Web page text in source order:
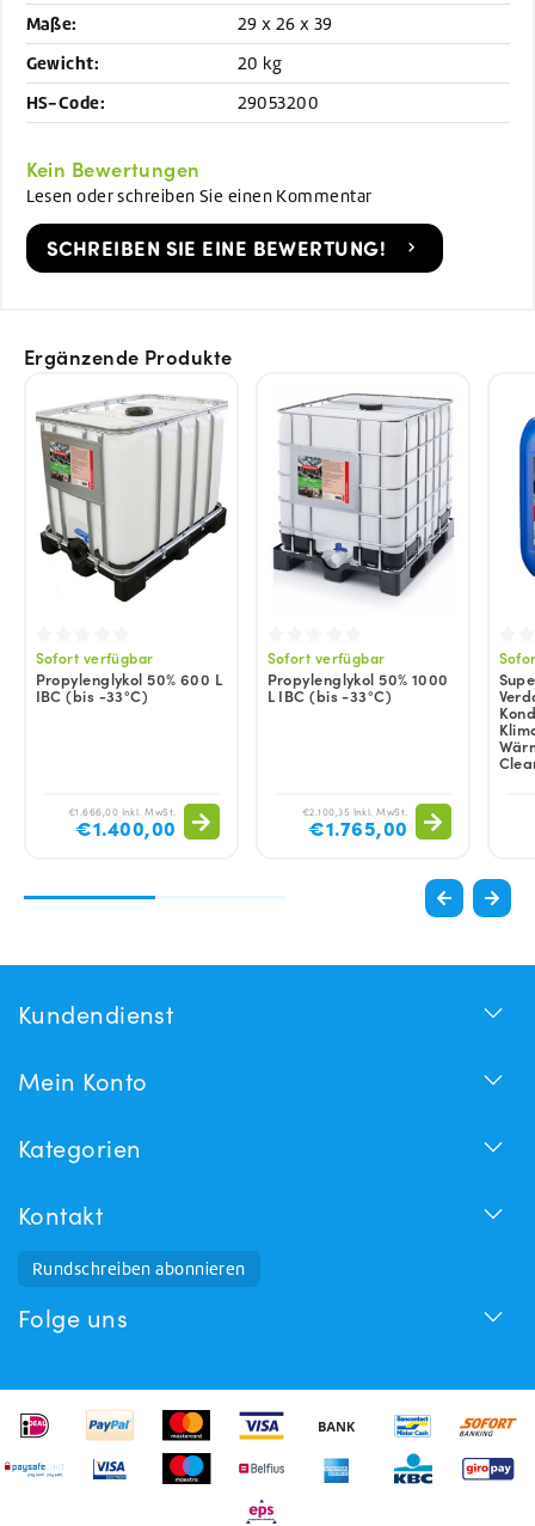
Maße: 29 x 26 x 39
Gewicht: 20 kg
HS-Code: 29053200
Kein Bewertungen
Lesen oder schreiben Sie einen Kommentar
SCHREIBEN SIE EINE BEWERTUNG!
Ergänzende Produkte
Sofort verfügbar
Propylenglykol 50% 600 L
IBC (bis -33°C)
€1.666,00 Inkl. MwSt.
€1.400,00
Sofort verfügbar
Propylenglykol 50% 1000
L IBC (bis -33°C)
€2.100,35 Inkl. MwSt.
€1.765,00
Kundendienst
Mein Konto
Kategorien
Kontakt
Rundschreiben abonnieren
Folge uns